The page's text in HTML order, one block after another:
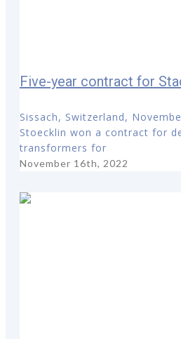
Five-year contract for
Sissach, Switzerland,
Stoecklin won a contract for
transformers for
November 16th, 2022